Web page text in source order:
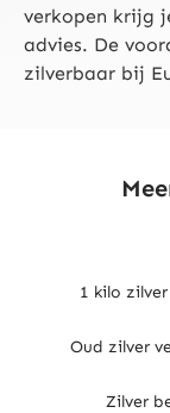
verkopen krijg
advies. De
zilverbaar bij
1 kilo
Oud zilver
Zilver